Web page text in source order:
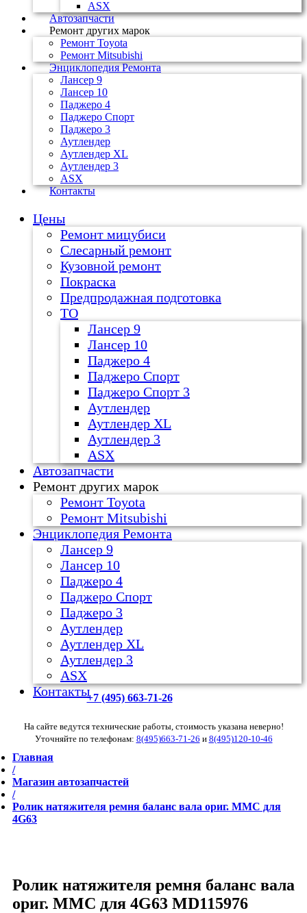
ASX
Автозапчасти
Ремонт других марок
Ремонт Toyota
Ремонт Mitsubishi
Энциклопедия Ремонта
Лансер 9
Лансер 10
Паджеро 4
Паджеро Спорт
Паджеро 3
Аутлендер
Аутлендер ХL
Аутлендер 3
ASX
Контакты
Цены
Ремонт мицубиси
Слесарный ремонт
Кузовной ремонт
Покраска
Предпродажная подготовка
ТО
Лансер 9
Лансер 10
Паджеро 4
Паджеро Спорт
Паджеро Спорт 3
Аутлендер
Аутлендер ХL
Аутлендер 3
ASX
Автозапчасти
Ремонт других марок
Ремонт Toyota
Ремонт Mitsubishi
Энциклопедия Ремонта
Лансер 9
Лансер 10
Паджеро 4
Паджеро Спорт
Паджеро 3
Аутлендер
Аутлендер ХL
Аутлендер 3
ASX
Контакты+7 (495) 663-71-26
На сайте ведутся технические работы, стоимость указана неверно!
Уточняйте по телефонам: 8(495)663-71-26 и 8(495)120-10-46
Главная
/
Магазин автозапчастей
/
Ролик натяжителя ремня баланс вала ориг. MMC для
4G63
Ролик натяжителя ремня баланс вала
ориг. MMC для 4G63 MD115976